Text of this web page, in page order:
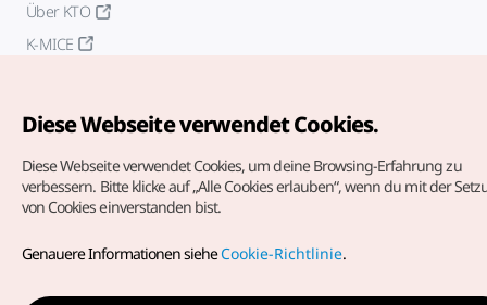
Über KTO
K-MICE
vorbehalten.
dieoffizielle E-Mail-Adresse
Diese Webseite verwendet Cookies.
Diese Webseite verwendet Cookies, um deine Browsing-Erfahrung zu
verbessern. Bitte klicke auf „Alle Cookies erlauben“, wenn du mit der
von Cookies einverstanden bist.
Genauere Informationen sieheCookie-Richtlinie.